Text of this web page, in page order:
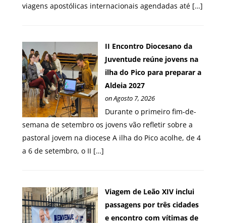
viagens apostólicas internacionais agendadas até […]
II Encontro Diocesano da
Juventude reúne jovens na
ilha do Pico para preparar a
Aldeia 2027
on Agosto 7, 2026
Durante o primeiro fim-de-
semana de setembro os jovens vão refletir sobre a
pastoral jovem na diocese A ilha do Pico acolhe, de 4
a 6 de setembro, o II […]
Viagem de Leão XIV inclui
passagens por três cidades
e encontro com vítimas de